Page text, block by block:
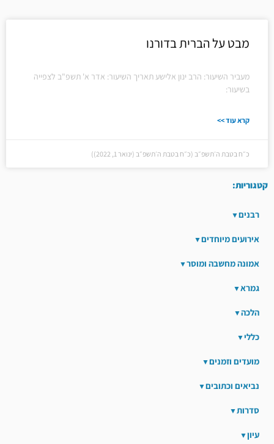
מבט על הברית בדורנו
מעביר השיעור: הרב ינון אלישע תאריך השיעור: אדר א' תשפ"ב לצפייה
בשיעור:
קרא עוד >>
כ״ח בטבת ה׳תשפ״ב (כ״ח בטבת ה׳תשפ״ב (ינואר 1, 2022))
קטגוריות:
רבנים
אירועים מיוחדים
אמונה מחשבה ומוסר
גמרא
הלכה
כללי
מועדים וזמנים
נביאים וכתובים
סדרות
עיון